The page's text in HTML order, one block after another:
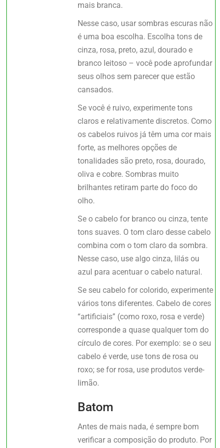
mais branca.
Nesse caso, usar sombras escuras não
é uma boa escolha. Escolha tons de
cinza, rosa, preto, azul, dourado e
branco leitoso – você pode aprofundar
seus olhos sem parecer que estão
cansados.
Se você é ruivo, experimente tons
claros e relativamente discretos. Como
os cabelos ruivos já têm uma cor mais
forte, as melhores opções de
tonalidades são preto, rosa, dourado,
oliva e cobre. Sombras muito
brilhantes retiram parte do foco do
olho.
Se o cabelo for branco ou cinza, tente
tons suaves. O tom claro desse cabelo
combina com o tom claro da sombra.
Nesse caso, use algo cinza, lilás ou
azul para acentuar o cabelo natural.
Se seu cabelo for colorido, experimente
vários tons diferentes. Cabelo de cores
“artificiais” (como roxo, rosa e verde)
corresponde a quase qualquer tom do
círculo de cores. Por exemplo: se o seu
cabelo é verde, use tons de rosa ou
roxo; se for rosa, use produtos verde-
limão.
Batom
Antes de mais nada, é sempre bom
verificar a composição do produto. Por